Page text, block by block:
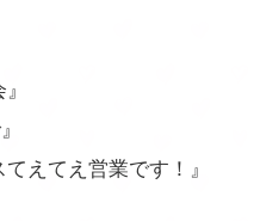
えてえ営業です！』